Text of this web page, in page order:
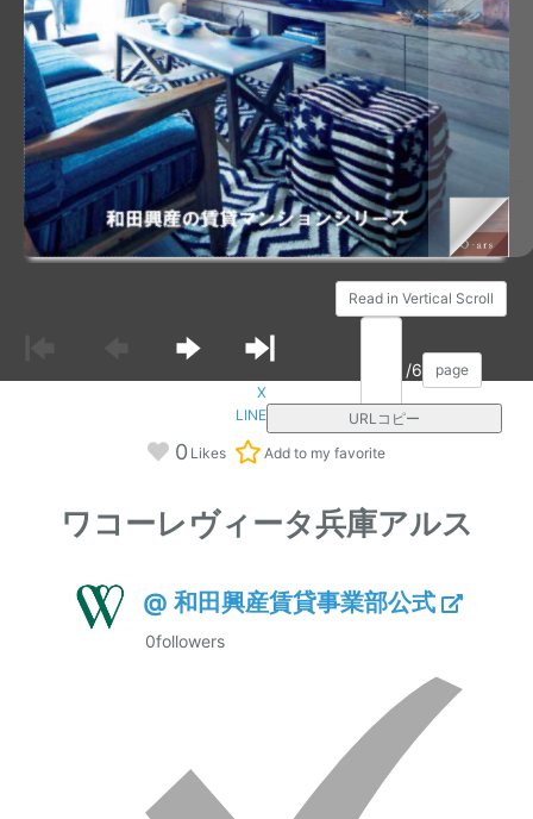
Read in Vertical Scroll
/6
page
X
LINE
URLコピー
0 Likes Add to my favorite
ワコーレヴィータ兵庫アルス
@ 和田興産賃貸事業部公式
0followers